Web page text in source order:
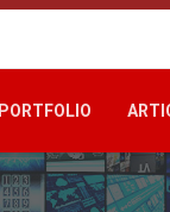
PORTFOLIO